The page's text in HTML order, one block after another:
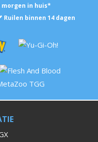
morgen in huis*
Ruilen binnen 14 dagen